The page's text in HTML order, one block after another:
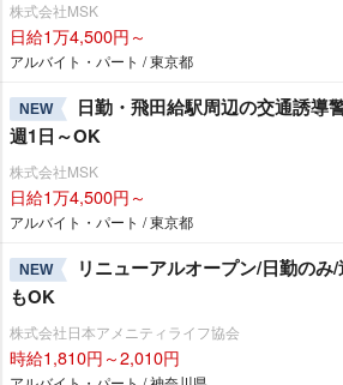
株式会社MSK
日給1万4,500円～
アルバイト・パート / 東京都
NEW
日勤・飛田給駅周辺の交通誘導
週1日～OK
株式会社MSK
日給1万4,500円～
アルバイト・パート / 東京都
NEW
リニューアルオープン/日勤の
もOK
株式会社日本アメニティライフ協会
時給1,810円～2,010円